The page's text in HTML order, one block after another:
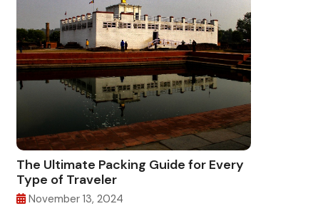
The Ultimate Packing Guide for Every
Type of Traveler
November 13, 2024